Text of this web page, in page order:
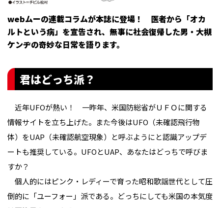
webムーの連載コラムが本誌に登場！ 医者から「オカ
ルトという病」を宣告され、無事に社会復帰した男・大槻
ケンヂの奇妙な日常を語ります。
君はどっち派？
近年UFOが熱い！ 一昨年、米国防総省がＵＦＯに関する
情報サイトを立ち上げた。また今後はUFO（未確認飛行物
体）をUAP（未確認航空現象）と呼ぶようにと認識アップデ
ートも推奨している。UFOとUAP、あなたはどっちで呼びま
すか？
個人的にはピンク・レディーで育った昭和歌謡世代として圧
倒的に「ユーフォー」派である。どっちにしても米国の本気度